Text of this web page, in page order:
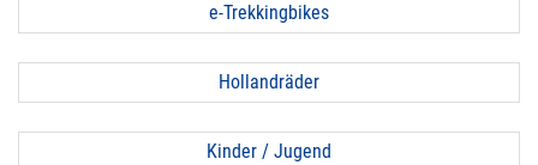
e-Trekkingbikes
Hollandräder
Kinder / Jugend